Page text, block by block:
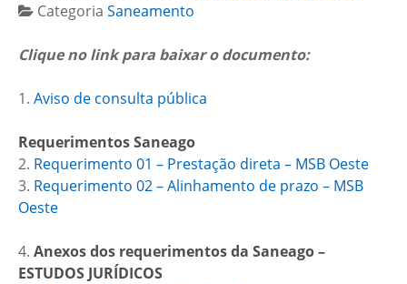
Categoria Saneamento
Clique no link para baixar o documento:
1. Aviso de consulta pública
Requerimentos Saneago
2. Requerimento 01 – Prestação direta – MSB Oeste
3. Requerimento 02 – Alinhamento de prazo – MSB
Oeste
4. Anexos dos requerimentos da Saneago –
ESTUDOS JURÍDICOS